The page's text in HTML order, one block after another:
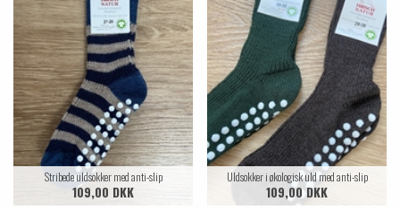
Stribede uldsokker med anti-slip
109,00 DKK
Uldsokker i økologisk uld med anti-slip
109,00 DKK